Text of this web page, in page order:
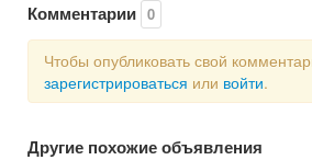
Комментарии 0
Чтобы опубликовать свой
зарегистрироваться или войти.
Другие похожие объявления